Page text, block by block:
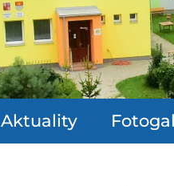
Aktuality